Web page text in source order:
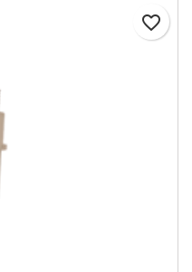
favorite_border